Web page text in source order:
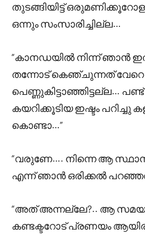
തുടങ്ങിയിട്ട്
ഒന്നും സംസാരിച്ചില്ല…
“കാനഡയിൽ നിന്ന് ഞാൻ
തന്നോട് കെഞ്ചുന്നത് വേറെ
പെണ്ണുകിട്ടാഞ്ഞിട്ടല്ല…
കയറിക്കൂടിയ ഇഷ്ടം പറിച്ചു
കൊണ്ടാ…”
“വരുണേ…. നിന്നെ ആ
എന്ന് ഞാൻ ഒരിക്കൽ
“അത് അന്നല്ലേ?.. ആ
കണ്ടക്ടറോട് പ്രണയം